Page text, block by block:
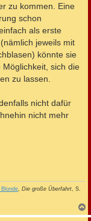
zu kommen. Eine
schon
als erste
jeweils mit
könnte sie
sich die
zu lassen.
nicht dafür
nicht mehr
Blonde Die große Überfahrt , S.
a